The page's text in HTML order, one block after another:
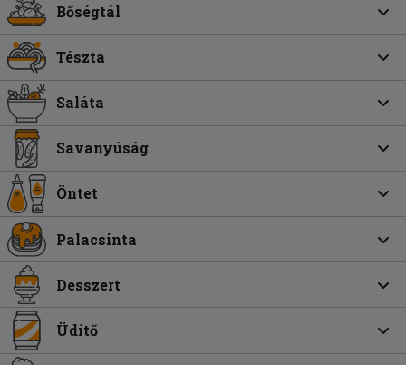
Bőségtál
Tészta
Saláta
Savanyúság
Öntet
Palacsinta
Desszert
Üdítő